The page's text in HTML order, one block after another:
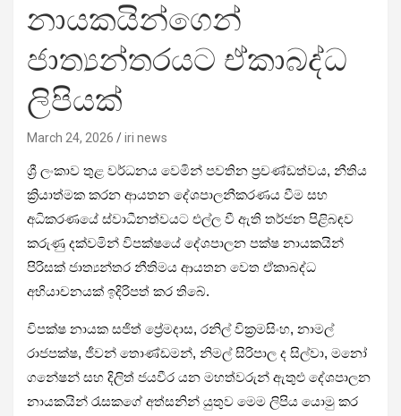
නායකයින්ගෙන්
ජාත්‍යන්තරයට ඒකාබද්ධ
ලිපියක්
March 24, 2026 iri news
ශ්‍රී ලංකාව තුළ වර්ධනය වෙමින් පවතින ප්‍රචණ්ඩත්වය, නීතිය
ක්‍රියාත්මක කරන ආයතන දේශපාලනීකරණය වීම සහ
අධිකරණයේ ස්වාධීනත්වයට එල්ල වී ඇති තර්ජන පිළිබඳව
කරුණු දක්වමින් විපක්ෂයේ දේශපාලන පක්ෂ නායකයින්
පිරිසක් ජාත්‍යන්තර නීතිමය ආයතන වෙත ඒකාබද්ධ
අභියාචනයක් ඉදිරිපත් කර තිබේ.
විපක්ෂ නායක සජිත් ප්‍රේමදාස, රනිල් වික්‍රමසිංහ, නාමල්
රාජපක්ෂ, ජීවන් තොණ්ඩමන්, නිමල් සිරිපාල ද සිල්වා, මනෝ
ගනේෂන් සහ දිලිත් ජයවීර යන මහත්වරුන් ඇතුළු දේශපාලන
නායකයින් රැසකගේ අත්සනින් යුතුව මෙම ලිපිය යොමු කර